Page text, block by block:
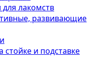
лакомств
развивающие
стойке и подставке